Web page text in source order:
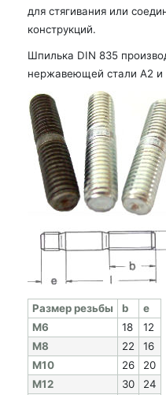
для стягивания или
конструкций.
Шпилька DIN 835
нержавеющей стали А2 и
Раз­мер резь­бы b
e
M6
18
12
M8
22
16
M10
26
20
M12
30
24